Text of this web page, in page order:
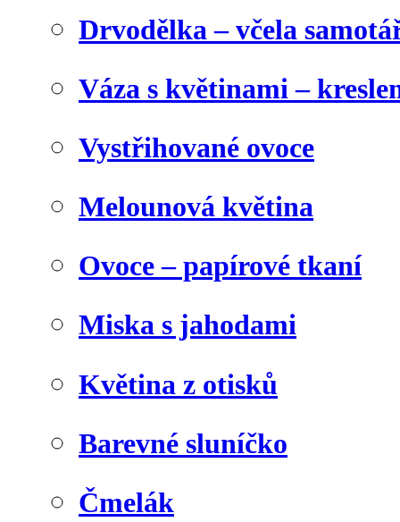
Drvodělka – včela
Váza s květinami –
Vystřihované ovoce
Melounová květina
Ovoce – papírové tkaní
Miska s jahodami
Květina z otisků
Barevné sluníčko
Čmelák